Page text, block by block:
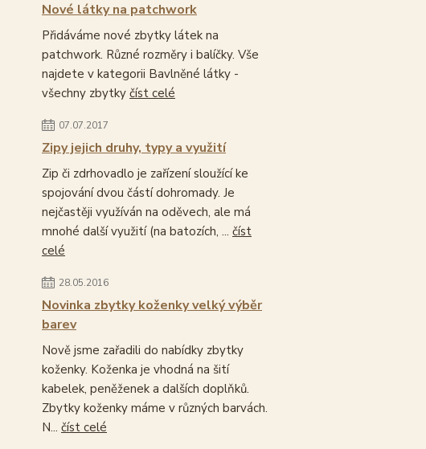
Nové látky na patchwork
Přidáváme nové zbytky látek na
patchwork. Různé rozměry i balíčky. Vše
najdete v kategorii Bavlněné látky -
všechny zbytky číst celé
07.07.2017
Zipy jejich druhy, typy a využití
Zip či zdrhovadlo je zařízení sloužící ke
spojování dvou částí dohromady. Je
nejčastěji využíván na oděvech, ale má
mnohé další využití (na batozích, ... číst
celé
28.05.2016
Novinka zbytky koženky velký výběr
barev
Nově jsme zařadili do nabídky zbytky
koženky. Koženka je vhodná na šití
kabelek, peněženek a dalších doplňků.
Zbytky koženky máme v různých barvách.
N... číst celé